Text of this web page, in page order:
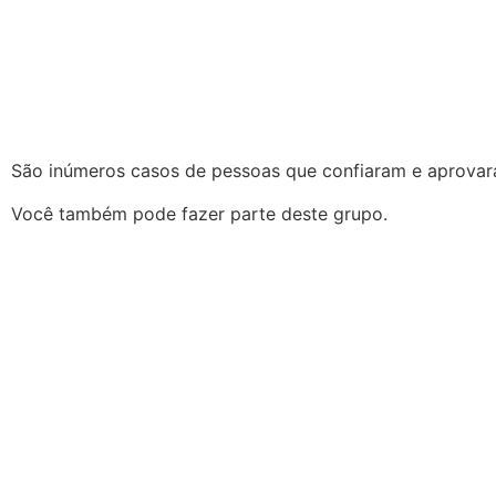
São inúmeros casos de pessoas que confiaram e
Você também pode fazer parte deste grupo.